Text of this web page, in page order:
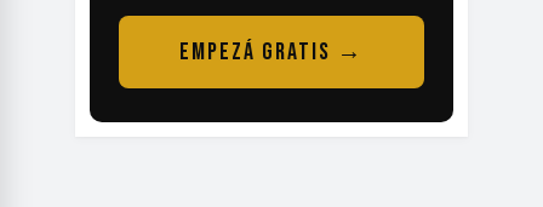
EMPEZÁ GRATIS →